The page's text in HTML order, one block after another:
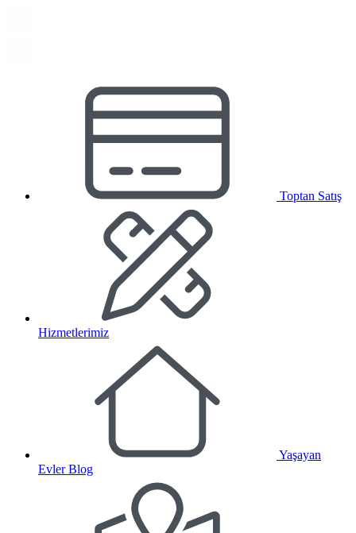
Toptan Satış
Hizmetlerimiz
Yaşayan
Evler Blog